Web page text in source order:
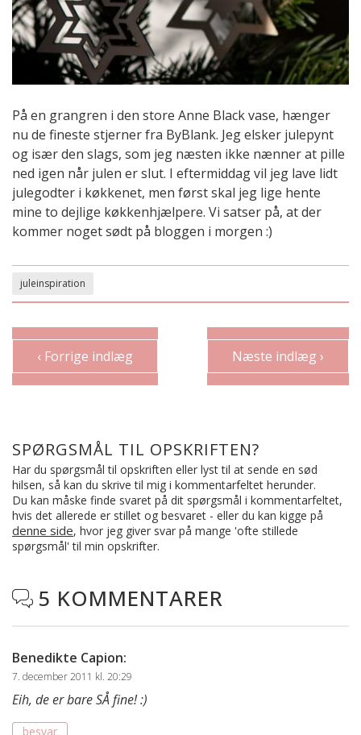
På en grangren i den store Anne Black vase, hænger
nu de fineste stjerner fra ByBlank. Jeg elsker julepynt
og især den slags, som jeg næsten ikke nænner at pille
ned igen når julen er slut. I eftermiddag vil jeg lave lidt
julegodter i køkkenet, men først skal jeg lige hente
mine to dejlige køkkenhjælpere. Vi satser på, at der
kommer noget sødt på bloggen i morgen :)
juleinspiration
‹ Forrige indlæg Næste indlæg ›
SPØRGSMÅL TIL OPSKRIFTEN?
Har du spørgsmål til opskriften eller lyst til at sende en sød
hilsen, så kan du skrive til mig i kommentarfeltet herunder.
Du kan måske finde svaret på dit spørgsmål i kommentarfeltet,
hvis det allerede er stillet og besvaret - eller du kan kigge på
denne side, hvor jeg giver svar på mange 'ofte stillede
spørgsmål' til min opskrifter.
 5 KOMMENTARER
Benedikte Capion:
7. december 2011 kl. 20:29
Eih, de er bare SÅ fine! :)
besvar